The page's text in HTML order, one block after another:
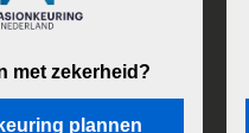
met zekerheid?
plannen